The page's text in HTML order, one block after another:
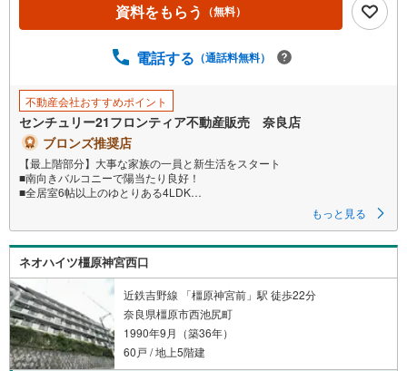
資料をもらう （無料）
電話する （通話料無料）
不動産会社おすすめポイント
センチュリー21フロンティア不動産販売 奈良店
ブロンズ推奨店
【最上階部分】大事な家族の一員と新生活をスタート
■南向きバルコニーで陽当たり良好！
■全居室6帖以上のゆとりある4LDK
特徴
・収納スペース付きでお部屋の中もスッキリ片付きますね
・洋室・和室があり寝室や子供部屋など多彩にお使いいただけます
・使い勝手の良いL型キッチンでお料理も快適
立地
・白橿小学校まで徒歩約13分
・白橿中学校まで徒歩約15分
もっと見る
ネオハイツ橿原神宮西口
近鉄吉野線 「橿原神宮前」駅 徒歩22分
奈良県橿原市西池尻町
1990年9月（築36年）
60戸 / 地上5階建